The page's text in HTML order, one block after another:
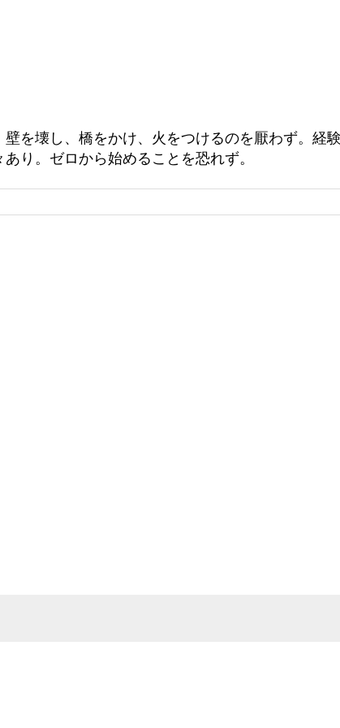
を壊し、橋をかけ、火をつけるのを厭わず。経
り。ゼロから始めることを恐れず。